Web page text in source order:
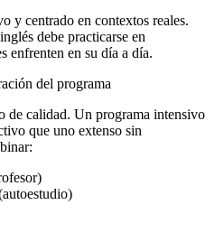
y centrado en contextos reales.
debe practicarse en
enfrenten en su día a día.
del programa
de calidad. Un programa intensivo
que uno extenso sin